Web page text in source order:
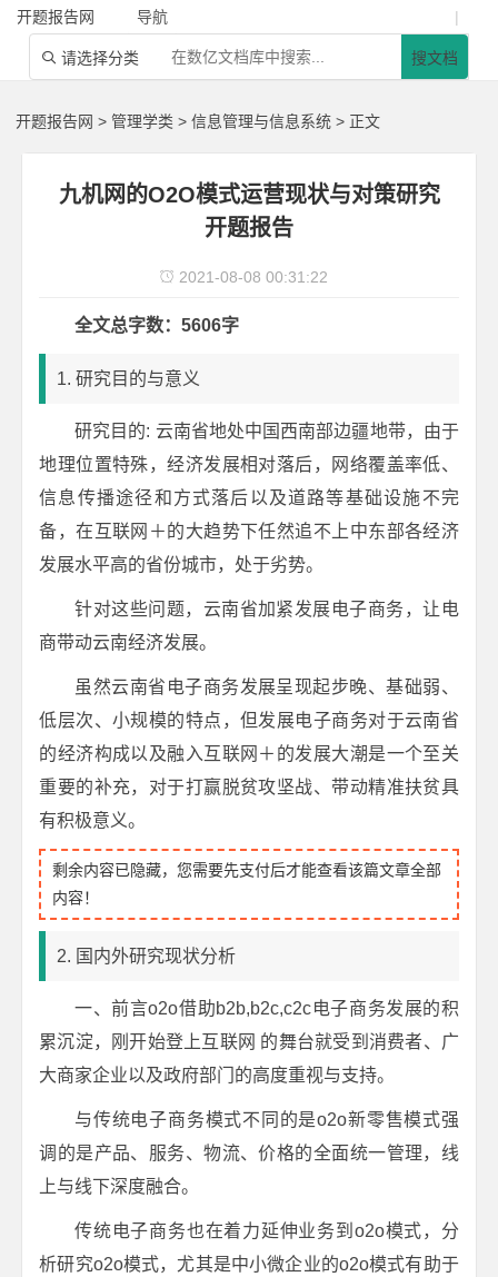
开题报告网 导航 |
 请选择分类 搜文档
开题报告网 >管理学类 >信息管理与信息系统 > 正文
九机网的O2O模式运营现状与对策研究
开题报告
 2021-08-08 00:31:22
全文总字数：5606字
1. 研究目的与意义
研究目的: 云南省地处中国西南部边疆地带，由于
地理位置特殊，经济发展相对落后，网络覆盖率低、
信息传播途径和方式落后以及道路等基础设施不完
备，在互联网＋的大趋势下任然追不上中东部各经济
发展水平高的省份城市，处于劣势。
针对这些问题，云南省加紧发展电子商务，让电
商带动云南经济发展。
虽然云南省电子商务发展呈现起步晚、基础弱、
低层次、小规模的特点，但发展电子商务对于云南省
的经济构成以及融入互联网＋的发展大潮是一个至关
重要的补充，对于打赢脱贫攻坚战、带动精准扶贫具
有积极意义。
剩余内容已隐藏，您需要先支付后才能查看该篇文章全部
内容！
2. 国内外研究现状分析
一、前言o2o借助b2b,b2c,c2c电子商务发展的积
累沉淀，刚开始登上互联网 的舞台就受到消费者、广
大商家企业以及政府部门的高度重视与支持。
与传统电子商务模式不同的是o2o新零售模式强
调的是产品、服务、物流、价格的全面统一管理，线
上与线下深度融合。
传统电子商务也在着力延伸业务到o2o模式，分
析研究o2o模式，尤其是中小微企业的o2o模式有助于